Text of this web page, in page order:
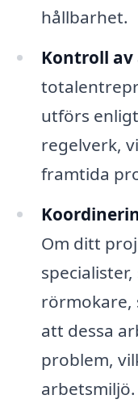
hållbarhet.
Kontroll
utförs
regelverk,
framtida
Om ditt
att dessa
problem,
arbetsmiljö.